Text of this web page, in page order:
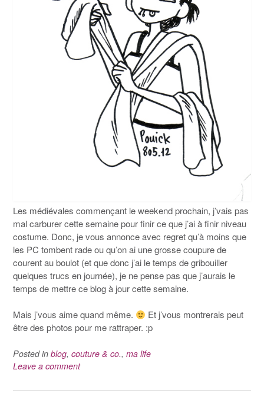
Les médiévales commençant le weekend prochain, j’vais pas
mal carburer cette semaine pour finir ce que j’ai à finir niveau
costume. Donc, je vous annonce avec regret qu’à moins que
les PC tombent rade ou qu’on ai une grosse coupure de
courent au boulot (et que donc j’ai le temps de gribouiller
quelques trucs en journée), je ne pense pas que j’aurais le
temps de mettre ce blog à jour cette semaine.
Mais j’vous aime quand même.
Et j’vous montrerais peut
être des photos pour me rattraper. :p
Posted in blog, couture & co., ma life
Leave a comment